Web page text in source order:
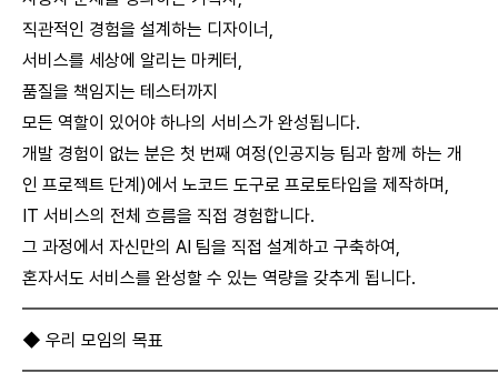
직관적인 경험을 설계하는 디자이너,
서비스를 세상에 알리는 마케터,
품질을 책임지는 테스터까지
모든 역할이 있어야 하나의 서비스가 완성됩니다.
개발 경험이 없는 분은 첫 번째 여정(인공지능 팀과 함께 하는 개
인 프로젝트 단계)에서 노코드 도구로 프로토타입을 제작하며,
IT 서비스의 전체 흐름을 직접 경험합니다.
그 과정에서 자신만의 AI 팀을 직접 설계하고 구축하여,
혼자서도 서비스를 완성할 수 있는 역량을 갖추게 됩니다.
◆ 우리 모임의 목표